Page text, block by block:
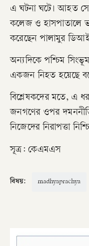
এ ঘটনা ঘটে। আহত
কলেজ ও হাসপাতালে
করেছেন পালামুর
অন্যদিকে পশ্চিম
একজন নিহত হয়েছে
বিশ্লেষকদের মতে, এ
জনগণের ওপর
নিজেদের নিরাপত্তা
সূত্র: কেএমএস
বিষয়: madhyaprachya